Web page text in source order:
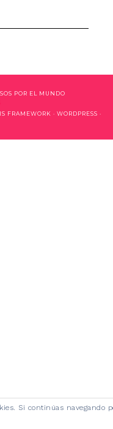
POR EL MUNDO
FRAMEWORK · WORDPRESS ·
Si continúas navegando